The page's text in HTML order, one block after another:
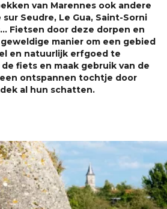
van Marennes ook andere
Seudre, Le Gua, Saint-Sorni
Fietsen door deze dorpen en
manier om een gebied
en natuurlijk erfgoed te
fiets en maak gebruik van de
ontspannen tochtje door
al hun schatten.